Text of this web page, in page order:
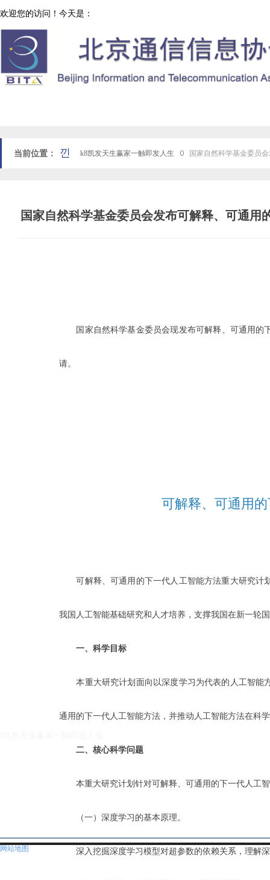
欢迎您的访问！今天是：
当前位置： k8凯发天生赢家一触即发人生 ꄲ 国家自然科学基金委员
낀
国家自然科学基金委员会发布可解释、可通
国家自然科学基金委员会现发布可解释、可通用的下
请。
可解释、可通用
可解释、可通用的下一代人工智能方法重大研究计
我国人工智能基础研究和人才培养，支撑我国在新一轮
一、科学目标
本重大研究计划面向以深度学习为代表的人工智能
通用的下一代人工智能方法，并推动人工智能方法在科
二、核心科学问题
本重大研究计划针对可解释、可通用的下一代人工智
（一）深度学习的基本原理。
深入挖掘深度学习模型对超参数的依赖关系，理解深
网站地图